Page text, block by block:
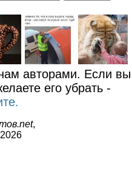
авторами. Если вы
его убрать -
,